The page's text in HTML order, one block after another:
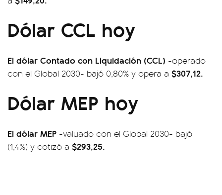
Dólar CCL hoy
El dólar Contado con Liquidación (CCL) -operado
con el Global 2030- bajó 0,80% y opera a $307,12.
Dólar MEP hoy
El dólar MEP -valuado con el Global 2030- bajó
(1,4%) y cotizó a $293,25.